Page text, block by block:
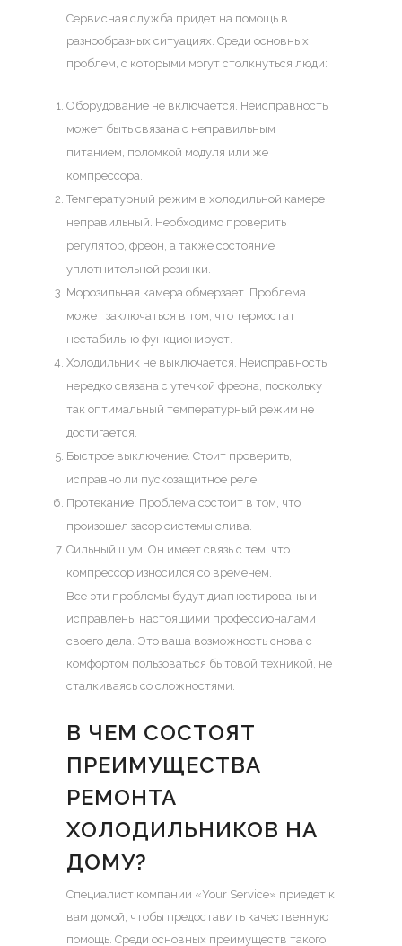
Сервисная служба придет на помощь в
разнообразных ситуациях. Среди основных
проблем, с которыми могут столкнуться люди:
Оборудование не включается. Неисправность
может быть связана с неправильным
питанием, поломкой модуля или же
компрессора.
Температурный режим в холодильной камере
неправильный. Необходимо проверить
регулятор, фреон, а также состояние
уплотнительной резинки.
Морозильная камера обмерзает. Проблема
может заключаться в том, что термостат
нестабильно функционирует.
Холодильник не выключается. Неисправность
нередко связана с утечкой фреона, поскольку
так оптимальный температурный режим не
достигается.
Быстрое выключение. Стоит проверить,
исправно ли пускозащитное реле.
Протекание. Проблема состоит в том, что
произошел засор системы слива.
Сильный шум. Он имеет связь с тем, что
компрессор износился со временем.
Все эти проблемы будут диагностированы и
исправлены настоящими профессионалами
своего дела. Это ваша возможность снова с
комфортом пользоваться бытовой техникой, не
сталкиваясь со сложностями.
В ЧЕМ СОСТОЯТ
ПРЕИМУЩЕСТВА
РЕМОНТА
ХОЛОДИЛЬНИКОВ НА
ДОМУ?
Специалист компании «Your Service» приедет к
вам домой, чтобы предоставить качественную
помощь. Среди основных преимуществ такого